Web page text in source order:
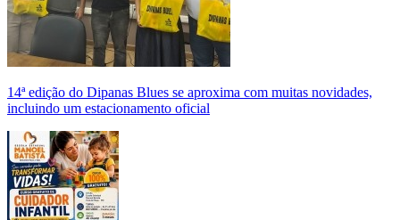
14ª edição do Dipanas Blues se aproxima com muitas novidades,
incluindo um estacionamento oficial